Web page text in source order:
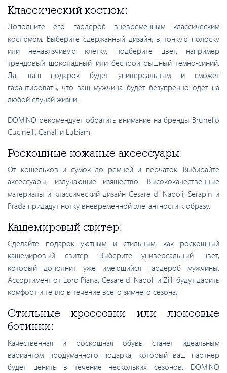
Классический костюм:
Дополните его гардероб вневременным классическим
костюмом. Выберите сдержанный дизайн, в тонкую полоску
или ненавязчивую клетку, подберите цвет, например
трендовый шоколадный или беспроигрышный темно-синий.
Да, ваш подарок будет универсальным и сможет
гарантировать, что ваш мужчина будет безупречно одет на
любой случай жизни.
DOMINO рекомендует обратить внимание на бренды Brunello
Cucinelli, Canali и Lubiam.
Роскошные кожаные аксессуары:
От кошельков и сумок до ремней и перчаток. Выбирайте
аксессуары, излучающие изящество. Высококачественные
материалы и классический дизайн Cesare di Napoli, Serapin и
Prada придадут нотку вневременной элегантности к образу.
Кашемировый свитер:
Сделайте подарок уютным и стильным, как роскошный
кашемировый свитер. Выберите универсальный цвет,
который дополнит уже имеющийся гардероб мужчины.
Ассортимент от Loro Piana, Cesare di Napoli и Zilli будут дарить
комфорт и тепло в течение всего зимнего сезона.
Стильные кроссовки или люксовые
ботинки:
Качественная и роскошная обувь станет идеальным
вариантом продуманного подарка, который ваш партнер
будет ценить в течение нескольких сезонов. DOMINO